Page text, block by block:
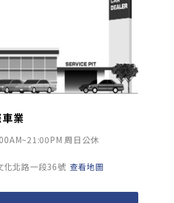
業
周日公休
化北路一段36號 查看地圖